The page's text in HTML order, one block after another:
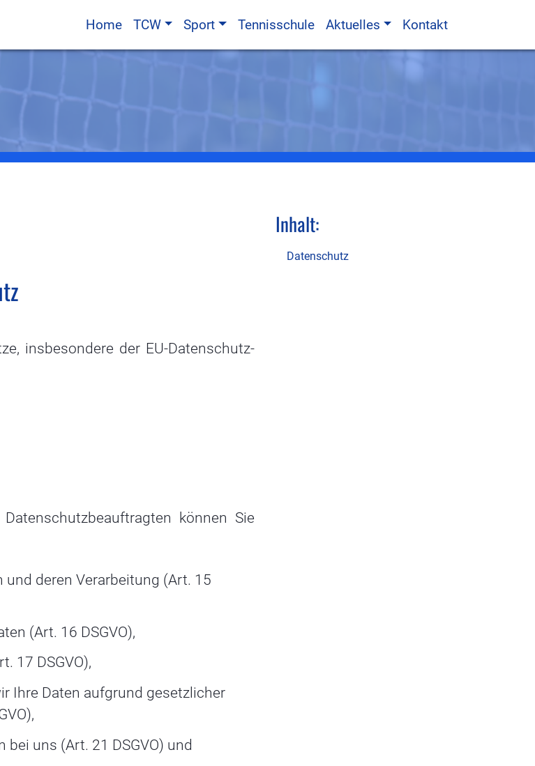
Home TCW Sport Tennisschule Aktuelles Kontakt
insbesondere der EU-Daten­schutz­
können Sie
deren Verarbeitung (Art. 15
(Art. 16 DSGVO),
17 DSGVO),
Ihre Daten aufgrund gesetzlicher
uns (Art. 21 DSGVO) und
Inhalt:
Datenschutz